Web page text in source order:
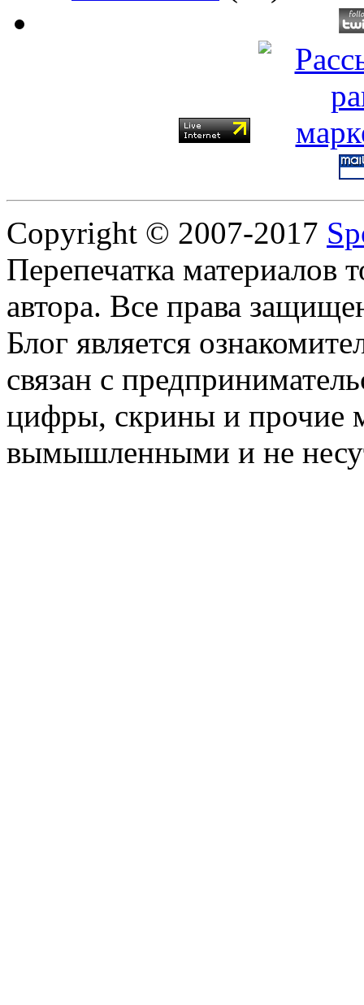
Copyright © 2007-2017
Перепечатка материалов
автора. Все права
Блог является
связан с
цифры, скрины и прочие
вымышленными и не